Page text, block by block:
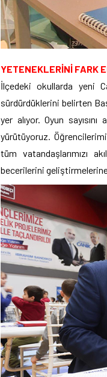
YETENEKLERİNİ FARK
İlçedeki okullarda yeni
sürdürdüklerini belirten
yer alıyor. Oyun
yürütüyoruz.
tüm vatandaşlarımızı
becerilerini